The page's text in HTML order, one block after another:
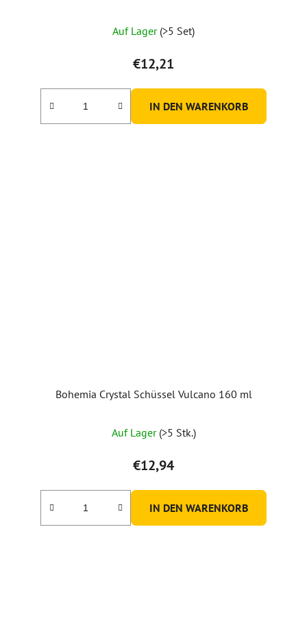
Auf Lager (>5 Set)
€12,21
IN DEN WARENKORB
Bohemia Crystal Schüssel Vulcano 160 ml
Auf Lager (>5 Stk.)
€12,94
IN DEN WARENKORB